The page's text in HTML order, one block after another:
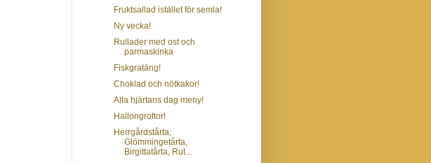
Fruktsallad istället för semla!
Ny vecka!
Rullader med ost och
parmaskinka
Fiskgratäng!
Choklad och nötkakor!
Alla hjärtans dag meny!
Hallongrottor!
Herrgårdstårta,
Glömmingetårta,
Birgittatårta, Rut...